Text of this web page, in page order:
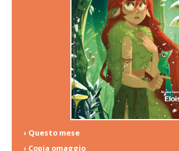
› Questo mese
› Copia omaggio